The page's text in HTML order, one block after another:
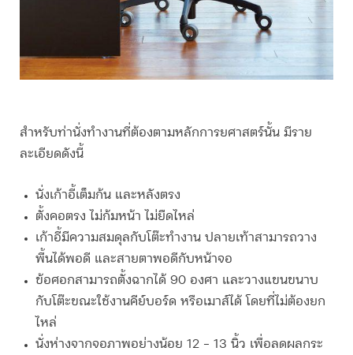
สำหรับท่านั่งทำงานที่ต้องตามหลักการยศาสตร์นั้น มีราย
ละเอียดดังนี้
นั่งเก้าอี้เต็มก้น และหลังตรง
ตั้งคอตรง ไม่ก้มหน้า ไม่ยืดไหล่
เก้าอี้มีความสมดุลกับโต๊ะทำงาน ปลายเท้าสามารถวาง
พื้นได้พอดี และสายตาพอดีกับหน้าจอ
ข้อศอกสามารถตั้งฉากได้ 90 องศา และวางแขนขนาบ
กับโต๊ะขณะใช้งานคีย์บอร์ด หรือเมาส์ได้ โดยที่ไม่ต้องยก
ไหล่
นั่งห่างจากจอภาพอย่างน้อย 12 – 13 นิ้ว เพื่อลดผลกระ